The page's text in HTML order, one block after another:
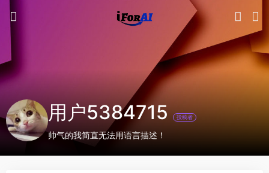
用户5384715 投稿者
帅气的我简直无法用语言描述！